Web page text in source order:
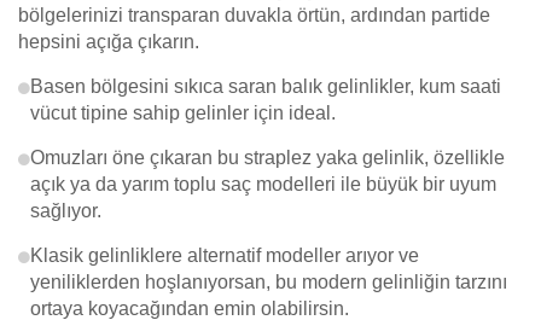
bölgelerinizi transparan duvakla örtün, ardından partide
hepsini açığa çıkarın.
Basen bölgesini sıkıca saran balık gelinlikler, kum saati
vücut tipine sahip gelinler için ideal.
Omuzları öne çıkaran bu straplez yaka gelinlik, özellikle
açık ya da yarım toplu saç modelleri ile büyük bir uyum
sağlıyor.
Klasik gelinliklere alternatif modeller arıyor ve
yeniliklerden hoşlanıyorsan, bu modern gelinliğin tarzını
ortaya koyacağından emin olabilirsin.